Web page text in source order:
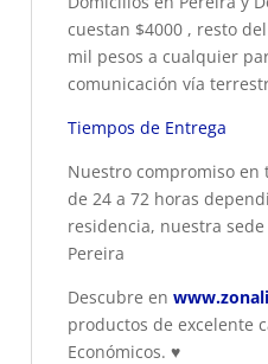
cuestan $4000 , resto
mil pesos a cualquier
comunicación vía
Tiempos de Entrega
Nuestro compromiso en
de 24 a 72 horas
residencia, nuestra
Pereira
Descubre en
productos de excelente
Económicos. ♥